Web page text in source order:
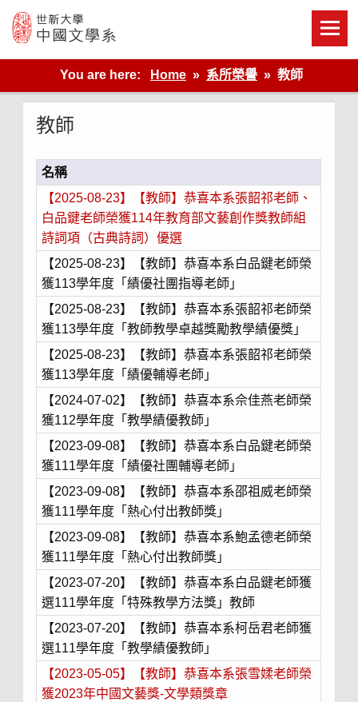
content
世新大學教學單位的網站
You are here:
Home 系所榮譽 教師
教師
名稱
【2025-08-23】【教師】恭喜本系張韶祁老師、
白品鍵老師榮獲114年教育部文藝創作獎教師組
詩詞項（古典詩詞）優選
【2025-08-23】【教師】恭喜本系白品鍵老師榮
獲113學年度「績優社團指導老師」
【2025-08-23】【教師】恭喜本系張韶祁老師榮
獲113學年度「教師教學卓越獎勵教學績優獎」
【2025-08-23】【教師】恭喜本系張韶祁老師榮
獲113學年度「績優輔導老師」
【2024-07-02】【教師】恭喜本系佘佳燕老師榮
獲112學年度「教學績優教師」
【2023-09-08】【教師】恭喜本系白品鍵老師榮
獲111學年度「績優社團輔導老師」
【2023-09-08】【教師】恭喜本系邵祖威老師榮
獲111學年度「熱心付出教師獎」
【2023-09-08】【教師】恭喜本系鮑孟德老師榮
獲111學年度「熱心付出教師獎」
【2023-07-20】【教師】恭喜本系白品鍵老師獲
選111學年度「特殊教學方法獎」教師
【2023-07-20】【教師】恭喜本系柯岳君老師獲
選111學年度「教學績優教師」
【2023-05-05】【教師】恭喜本系張雪媃老師榮
獲2023年中國文藝獎-文學類獎章